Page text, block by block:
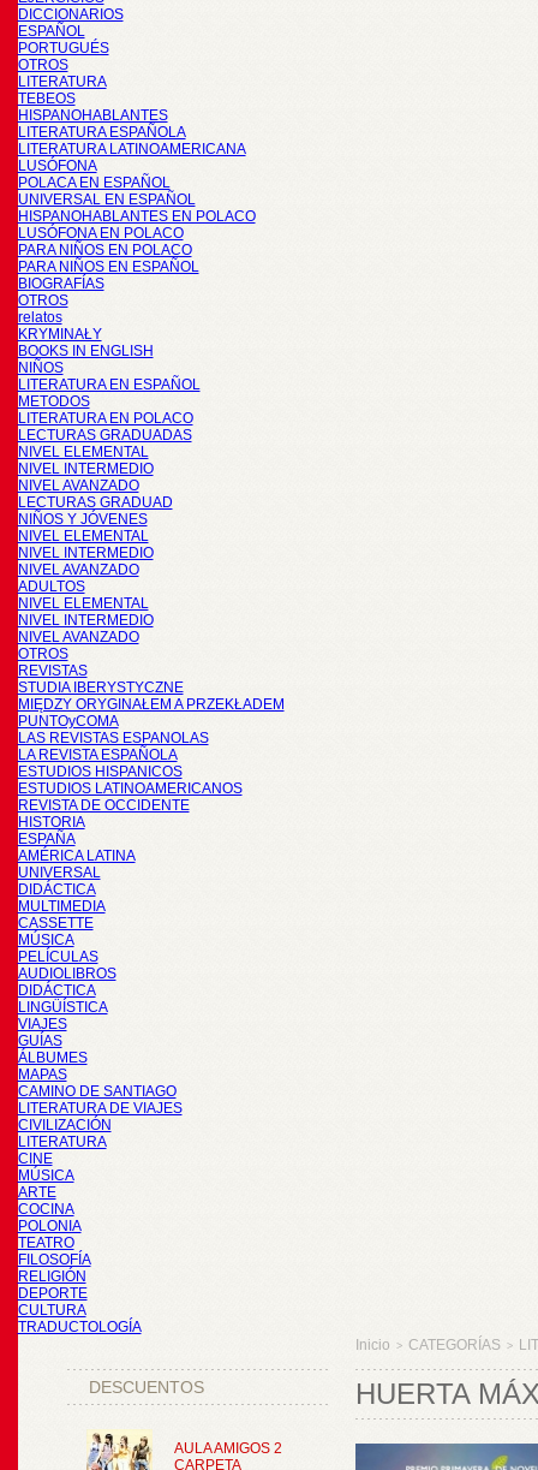
DICCIONARIOS
ESPAÑOL
PORTUGUÉS
OTROS
LITERATURA
TEBEOS
HISPANOHABLANTES
LITERATURA ESPAÑOLA
LITERATURA LATINOAMERICANA
LUSÓFONA
POLACA EN ESPAÑOL
UNIVERSAL EN ESPAÑOL
HISPANOHABLANTES EN POLACO
LUSÓFONA EN POLACO
PARA NIÑOS EN POLACO
PARA NIÑOS EN ESPAÑOL
BIOGRAFÍAS
OTROS
relatos
KRYMINAŁY
BOOKS IN ENGLISH
NIÑOS
LITERATURA EN ESPAÑOL
METODOS
LITERATURA EN POLACO
LECTURAS GRADUADAS
NIVEL ELEMENTAL
NIVEL INTERMEDIO
NIVEL AVANZADO
LECTURAS GRADUAD
NIÑOS Y JÓVENES
NIVEL ELEMENTAL
NIVEL INTERMEDIO
NIVEL AVANZADO
ADULTOS
NIVEL ELEMENTAL
NIVEL INTERMEDIO
NIVEL AVANZADO
OTROS
REVISTAS
STUDIA IBERYSTYCZNE
MIĘDZY ORYGINAŁEM A PRZEKŁADEM
PUNTOyCOMA
LAS REVISTAS ESPANOLAS
LA REVISTA ESPAÑOLA
ESTUDIOS HISPANICOS
ESTUDIOS LATINOAMERICANOS
REVISTA DE OCCIDENTE
HISTORIA
ESPAÑA
AMÉRICA LATINA
UNIVERSAL
DIDÁCTICA
MULTIMEDIA
CASSETTE
MÚSICA
PELÍCULAS
AUDIOLIBROS
DIDÁCTICA
LINGÜÍSTICA
VIAJES
GUÍAS
ÁLBUMES
MAPAS
CAMINO DE SANTIAGO
LITERATURA DE VIAJES
CIVILIZACIÓN
LITERATURA
CINE
MÚSICA
ARTE
COCINA
POLONIA
TEATRO
FILOSOFÍA
RELIGIÓN
DEPORTE
CULTURA
TRADUCTOLOGÍA
DESCUENTOS
AULA AMIGOS 2
CARPETA
Inicio > CATEGORÍAS >
HUERTA